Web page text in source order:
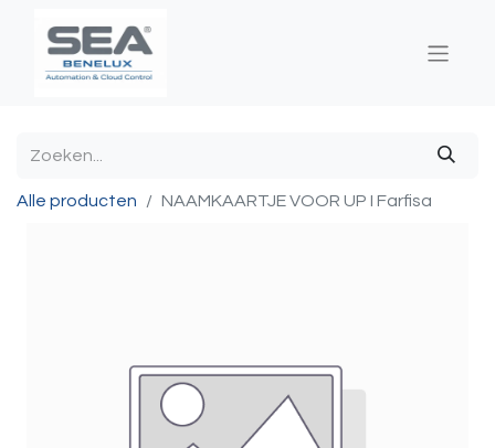
Alle producten NAAMKAARTJE VOOR UP I Farfisa